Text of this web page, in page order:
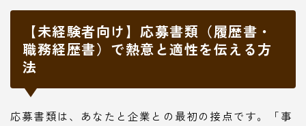
【未経験者向け】応募書類（履歴書・
職務経歴書）で熱意と適性を伝える方
法
応募書類は、あなたと企業との最初の接点です。「事